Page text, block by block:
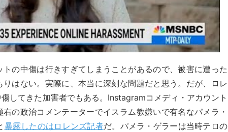
の中傷は行きすぎてしまうことがあるので、被害に遭った
はない。実際に、本当に深刻な問題だと思う。だが、ロレ
してきた加害者でもある。Instagramコメディ・アカウント
の政治コメンテーターでイスラム教嫌いで有名なパメラ・
暴露したのはロレンズ記者だ。パメラ・ゲラーは当時テロの